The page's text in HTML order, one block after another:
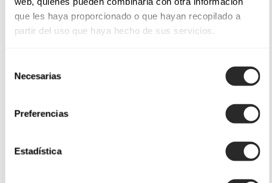
que les haya proporcionado o que hayan recopilado a
partir del uso que haya hecho de sus servicios.
Necesarias
Preferencias
Estadística